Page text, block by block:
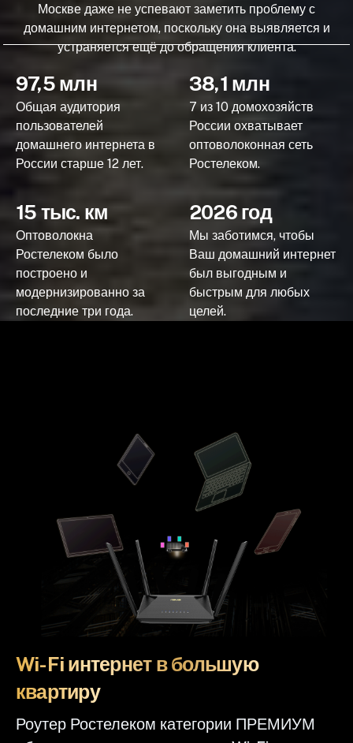
Москве даже не успевают заметить проблему с
домашним интернетом, поскольку она выявляется и
устраняется ещё до обращения клиента.
97,5 млн
Общая аудитория
пользователей
домашнего интернета в
России старше 12 лет.
38,1 млн
7 из 10 домохозяйств
России охватывает
оптоволоконная сеть
Ростелеком.
15 тыс. км
Оптоволокна
Ростелеком было
построено и
модернизированно за
последние три года.
2026 год
Мы заботимся, чтобы
Ваш домашний интернет
был выгодным и
быстрым для любых
целей.
Wi-Fi интернет в большую
квартиру
Роутер Ростелеком категории ПРЕМИУМ